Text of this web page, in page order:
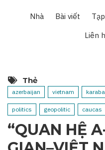
navigation
Nhà Bài viết
Liên
Thẻ
azerbaijan vietnam
politics geopolitic caucas
“QUAN HỆ